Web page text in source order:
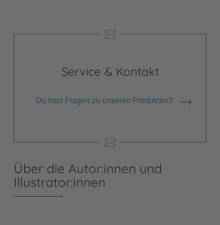
Service & Kontakt
Du hast Fragen zu unseren Produkten?
Über die Autor:innen und
Illustrator:innen